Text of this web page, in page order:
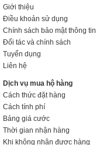
Giới thiệu
Điều khoản sử dụng
Chính sách bảo mật thông tin
Đối tác và chính sách
Tuyển dụng
Liên hệ
Dịch vụ mua hộ hàng
Cách thức đặt hàng
Cách tính phí
Bảng giá cước
Thời gian nhận hàng
Khi không nhận được hàng